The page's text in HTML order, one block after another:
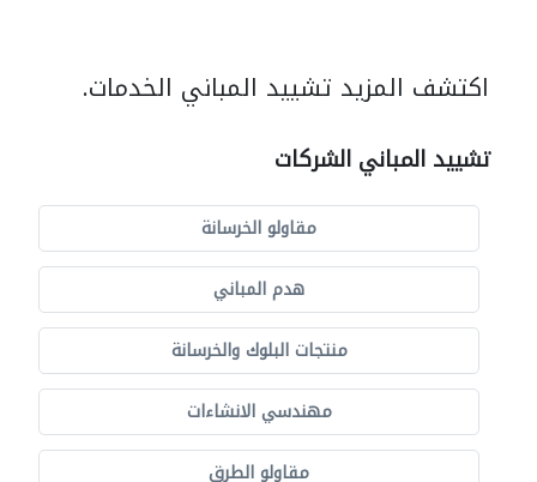
اكتشف المزيد تشييد المباني الخدمات.
تشييد المباني الشركات
مقاولو الخرسانة
هدم المباني
منتجات البلوك والخرسانة
مهندسي الانشاءات
مقاولو الطرق